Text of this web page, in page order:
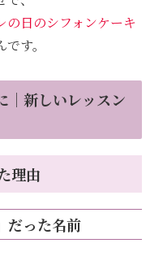
日のシフォンケーキ
す。
｜新しいレッスン
理由
だった名前